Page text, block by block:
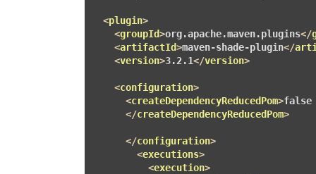
<plugin>
<groupId>org.apache.maven.plugins</
<artifactId>maven-shade-plugin</
<version>3.2.1</version>
<configuration>
<createDependencyReducedPom>false
</createDependencyReducedPom>
</configuration>
<executions>
<execution>